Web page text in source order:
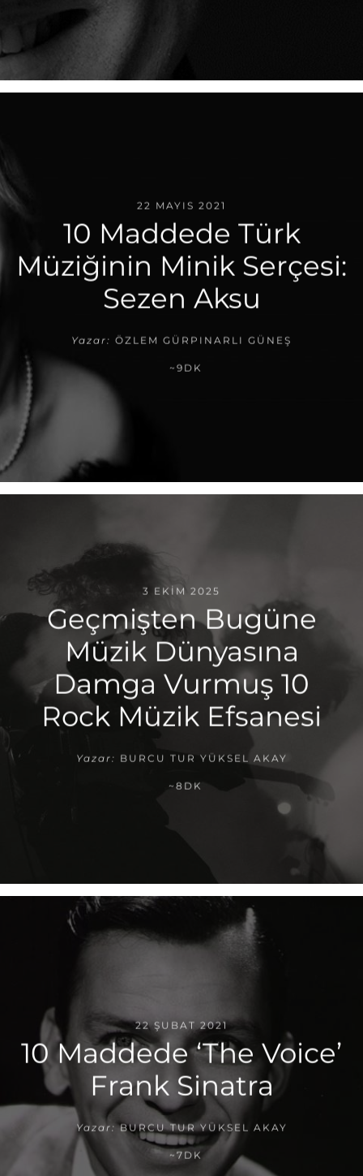
22 MAYIS 2021
10 Maddede Türk
Müziğinin Minik Serçesi:
Sezen Aksu
Yazar: ÖZLEM GÜRPINARLI GÜNEŞ
~9DK
3 EKIM 2025
Geçmişten Bugüne
Müzik Dünyasına
Damga Vurmuş 10
Rock Müzik Efsanesi
Yazar: BURCU TUR YÜKSEL AKAY
~8DK
22 ŞUBAT 2021
10 Maddede ‘The Voice’
Frank Sinatra
Yazar: BURCU TUR YÜKSEL AKAY
~7DK